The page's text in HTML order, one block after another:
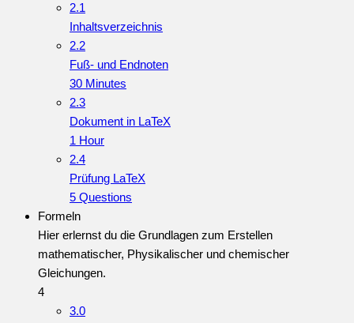
2.1
Inhaltsverzeichnis
2.2
Fuß- und Endnoten
30 Minutes
2.3
Dokument in LaTeX
1 Hour
2.4
Prüfung LaTeX
5 Questions
Formeln
Hier erlernst du die Grundlagen zum Erstellen
mathematischer, Physikalischer und chemischer
Gleichungen.
4
3.0